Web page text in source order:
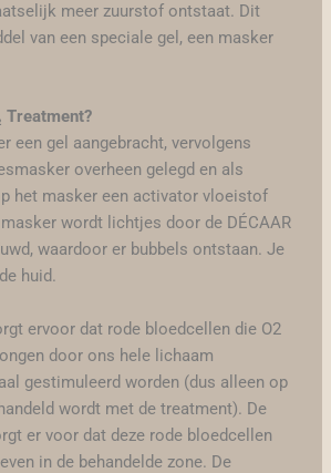
meer zuurstof ontstaat. Dit
van een speciale gel, een masker
Treatment?
een gel aangebracht, vervolgens
overheen gelegd en als
het masker een activator vloeistof
wordt lichtjes door de DÉCAAR
waardoor er bubbels ontstaan. Je
huid.
ervoor dat rode bloedcellen die O2
door ons hele lichaam
gestimuleerd worden (dus alleen op
wordt met de treatment). De
er voor dat deze rode bloedcellen
in de behandelde zone. De